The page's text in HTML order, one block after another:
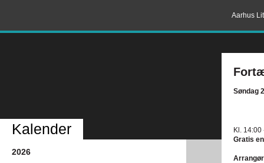
Aarhus
Søndag
Kl. 14:00
Gratis
Kalender
2026